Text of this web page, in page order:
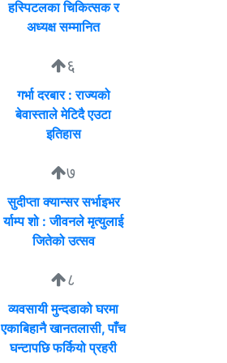
हस्पिटलका चिकित्सक र
अध्यक्ष सम्मानित
६
गर्भा दरबार : राज्यको
बेवास्ताले मेटिदै एउटा
इतिहास
७
सुदीप्ता क्यान्सर सर्भाइभर
र्याम्प शो : जीवनले मृत्युलाई
जितेको उत्सव
८
व्यवसायी मुन्दडाको घरमा
एकाबिहानै खानतलासी, पाँच
घन्टापछि फर्कियो प्रहरी